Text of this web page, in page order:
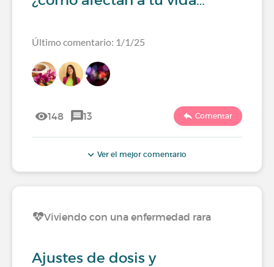
Último comentario: 1/1/25
148 13 Comentar
Ver el mejor comentario
Viviendo con una enfermedad rara
Ajustes de dosis y